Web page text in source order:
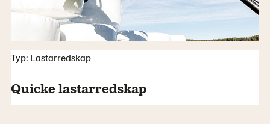
Typ: Lastarredskap
Quicke lastarredskap